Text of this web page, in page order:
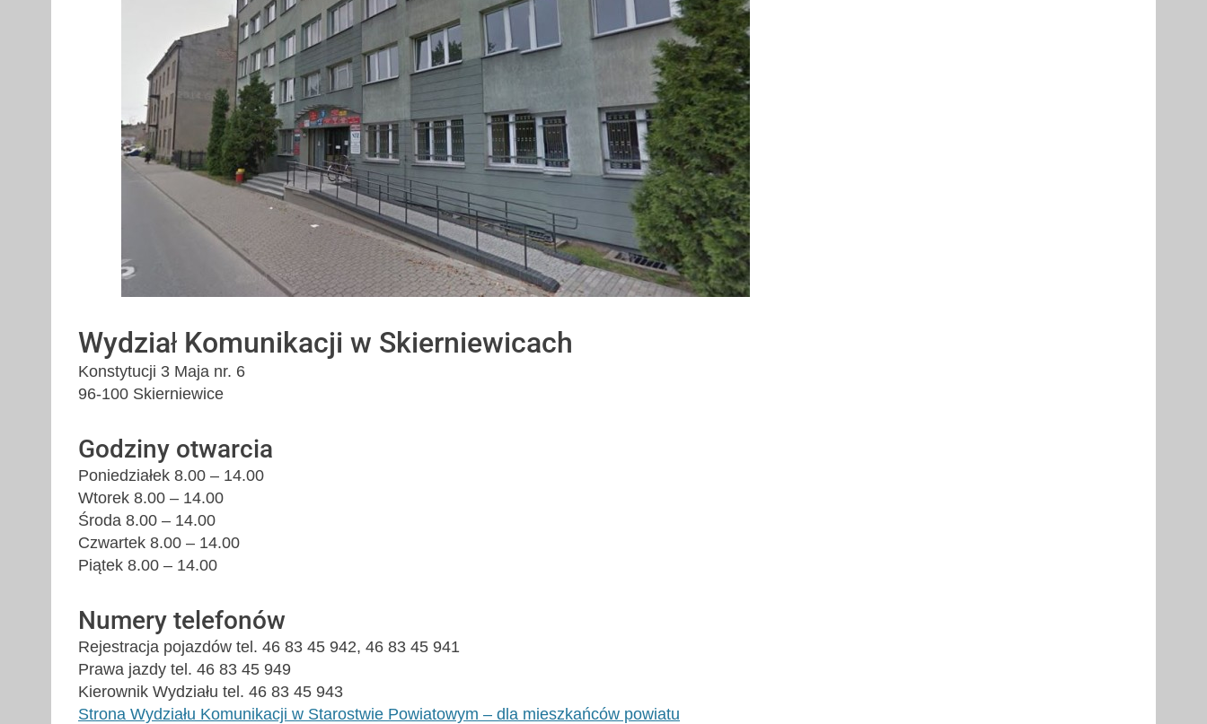
Wydział Komunikacji w Skierniewicach
Konstytucji 3 Maja nr. 6
96-100 Skierniewice
Godziny otwarcia
Poniedziałek 8.00 – 14.00
Wtorek 8.00 – 14.00
Środa 8.00 – 14.00
Czwartek 8.00 – 14.00
Piątek 8.00 – 14.00
Numery telefonów
Rejestracja pojazdów tel. 46 83 45 942, 46 83 45 941
Prawa jazdy tel. 46 83 45 949
Kierownik Wydziału tel. 46 83 45 943
Strona Wydziału Komunikacji w Starostwie Powiatowym – dla mieszkańców powiatu